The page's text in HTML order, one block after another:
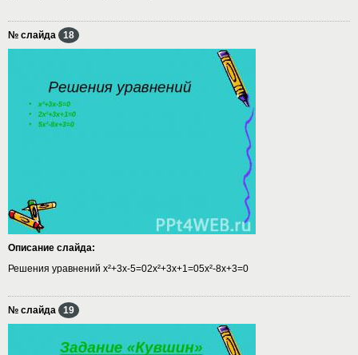
№ слайда 18
Описание слайда:
Решения уравнений х²+3х-5=02х²+3х+1=05х²-8х+3=0
№ слайда 19